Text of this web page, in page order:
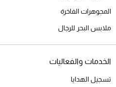
المجوهرات الفاخرة
ملابس البحر للرجال
الخدمات والفعاليات
تسجيل الهدايا